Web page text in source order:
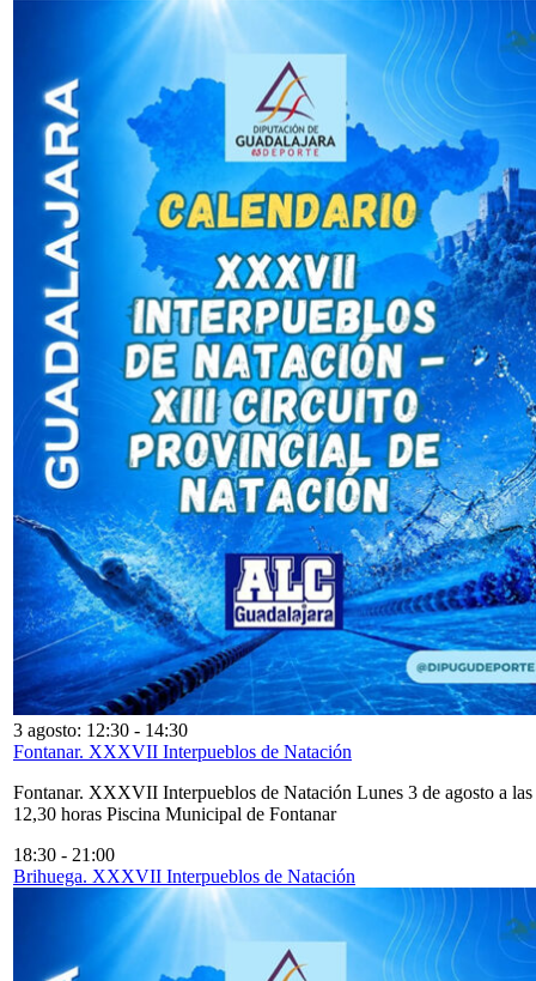
3 agosto: 12:30 - 14:30
Fontanar. XXXVII Interpueblos de Natación
Fontanar. XXXVII Interpueblos de Natación Lunes 3 de agosto a las
12,30 horas Piscina Municipal de Fontanar
18:30 - 21:00
Brihuega. XXXVII Interpueblos de Natación